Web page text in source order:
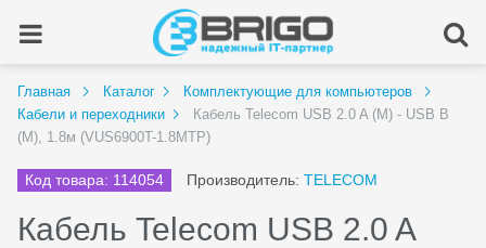
Главная Каталог
Комплектующие для компьютеров
Кабели и переходники
Кабель Telecom USB 2.0 A (M) - USB B
(M), 1.8м (VUS6900T-1.8MTP)
Код товара: 114054 Производитель: TELECOM
Кабель Telecom USB 2.0 A